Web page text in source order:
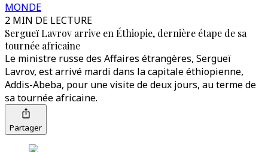
MONDE
2 MIN DE LECTURE
Sergueï Lavrov arrive en Éthiopie, dernière étape de sa
tournée africaine
Le ministre russe des Affaires étrangères, Sergueï
Lavrov, est arrivé mardi dans la capitale éthiopienne,
Addis-Abeba, pour une visite de deux jours, au terme de
sa tournée africaine.
Partager